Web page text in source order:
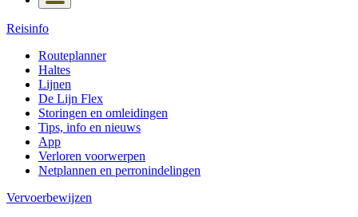
Reisinfo
Routeplanner
Haltes
Lijnen
De Lijn Flex
Storingen en omleidingen
Tips, info en nieuws
App
Verloren voorwerpen
Netplannen en perronindelingen
Vervoerbewijzen